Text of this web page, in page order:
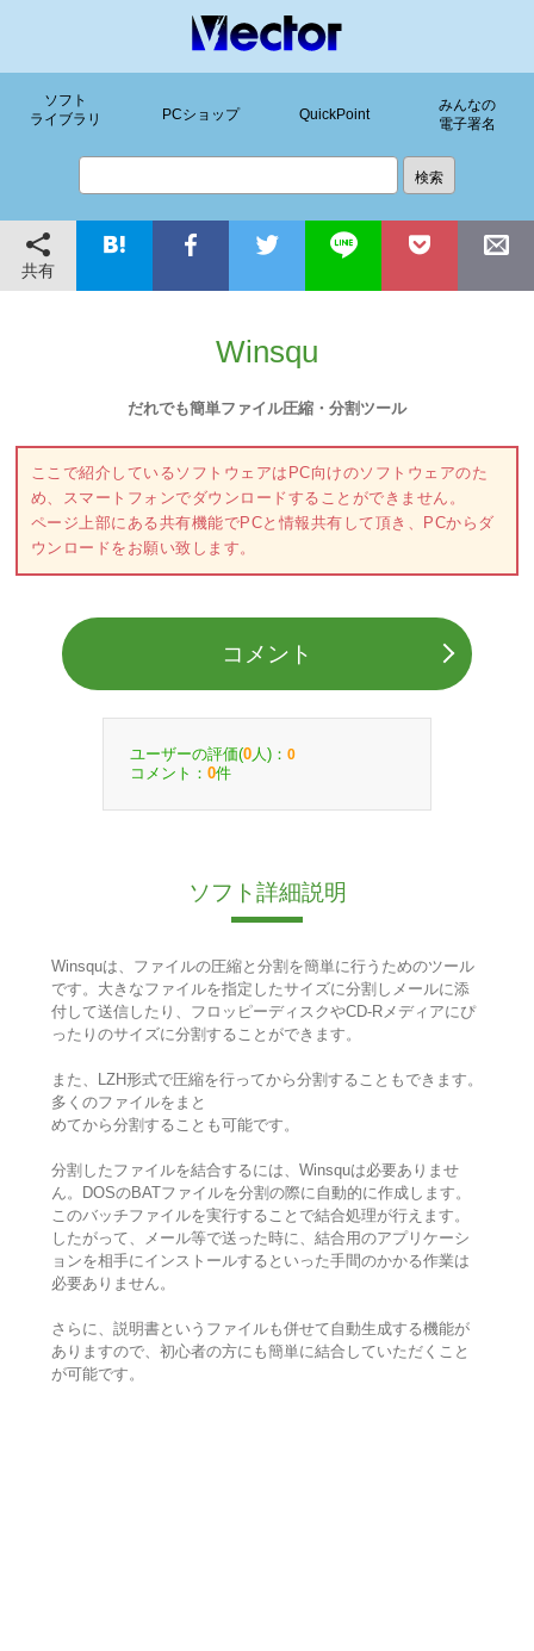
ソフト
ライブラリ
PCショップ QuickPoint
みんなの
電子署名
共有
Winsqu
だれでも簡単ファイル圧縮・分割ツール
ここで紹介しているソフトウェアはPC向けのソフトウェアのた
め、スマートフォンでダウンロードすることができません。
ページ上部にある共有機能でPCと情報共有して頂き、PCからダ
ウンロードをお願い致します。
コメント
ユーザーの評価(0 人)： 0
コメント： 0件
ソフト詳細説明
Winsquは、ファイルの圧縮と分割を簡単に行うためのツール
です。大きなファイルを指定したサイズに分割しメールに添
付して送信したり、フロッピーディスクやCD-Rメディアにぴ
ったりのサイズに分割することができます。
また、LZH形式で圧縮を行ってから分割することもできます。
多くのファイルをまと
めてから分割することも可能です。
分割したファイルを結合するには、Winsquは必要ありませ
ん。DOSのBATファイルを分割の際に自動的に作成します。
このバッチファイルを実行することで結合処理が行えます。
したがって、メール等で送った時に、結合用のアプリケーシ
ョンを相手にインストールするといった手間のかかる作業は
必要ありません。
さらに、説明書というファイルも併せて自動生成する機能が
ありますので、初心者の方にも簡単に結合していただくこと
が可能です。